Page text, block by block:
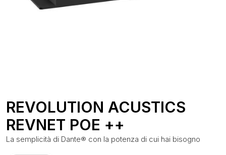
REVOLUTION ACUSTICS
REVNET POE ++
La semplicità di Dante® con la potenza di cui hai bisogno